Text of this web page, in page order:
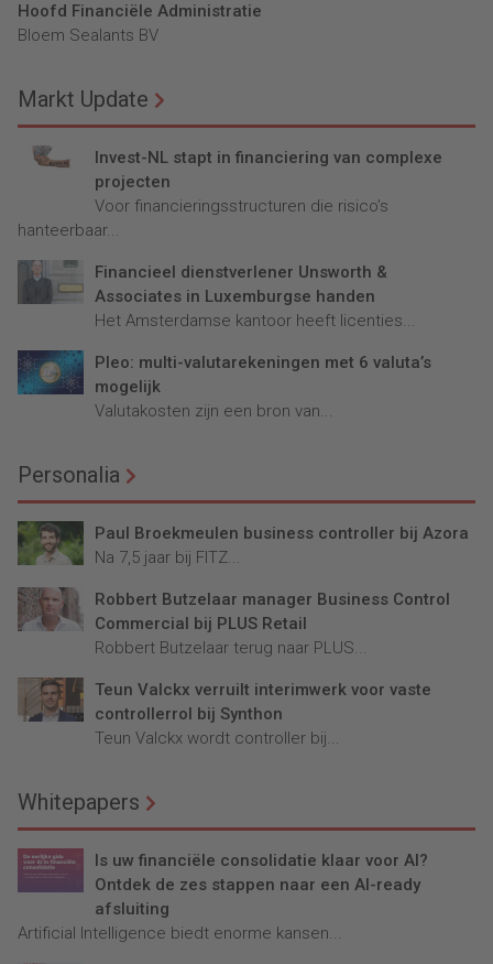
Hoofd Financiële Administratie
Bloem Sealants BV
Markt Update
Invest-NL stapt in financiering van complexe
projecten
Voor financieringsstructuren die risico’s
hanteerbaar...
Financieel dienstverlener Unsworth &
Associates in Luxemburgse handen
Het Amsterdamse kantoor heeft licenties...
Pleo: multi-valutarekeningen met 6 valuta’s
mogelijk
Valutakosten zijn een bron van...
Personalia
Paul Broekmeulen business controller bij Azora
Na 7,5 jaar bij FITZ...
Robbert Butzelaar manager Business Control
Commercial bij PLUS Retail
Robbert Butzelaar terug naar PLUS...
Teun Valckx verruilt interimwerk voor vaste
controllerrol bij Synthon
Teun Valckx wordt controller bij...
Whitepapers
Is uw financiële consolidatie klaar voor AI?
Ontdek de zes stappen naar een AI-ready
afsluiting
Artificial Intelligence biedt enorme kansen...